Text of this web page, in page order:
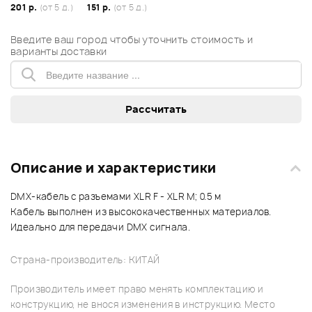
201 р. (от 5 д.) 151 р. (от 5 д.)
Введите ваш город чтобы уточнить стоимость и
варианты доставки
Описание и характеристики
DMX-кабель с разъемами XLR F - XLR M; 0.5 м
Кабель выполнен из высококачественных материалов.
Идеально для передачи DMX сигнала.
Страна-производитель: КИТАЙ
Производитель имеет право менять комплектацию и
конструкцию, не внося изменения в инструкцию. Место